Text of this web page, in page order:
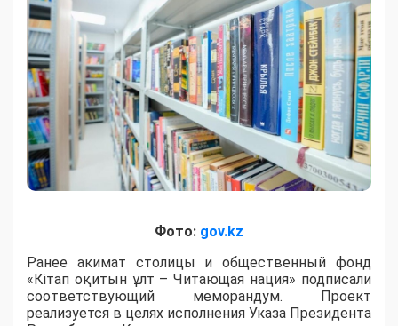
Фото: gov.kz
Ранее акимат столицы и общественный фонд
«Кітап оқитын ұлт – Читающая нация» подписали
соответствующий меморандум. Проект
реализуется в целях исполнения Указа Президента